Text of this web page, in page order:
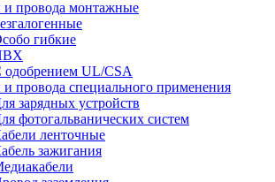
и провода монтажные
гибкие
одобрением UL/CSA
и провода специального применения
зарядных устройств
фотогальванических систем
ленточные
зажигания